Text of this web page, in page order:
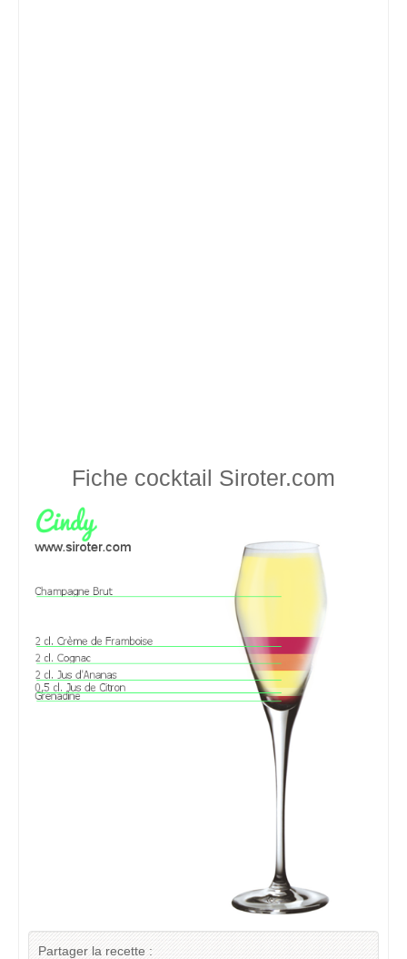
Fiche cocktail Siroter.com
Partager la recette :